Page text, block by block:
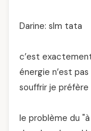
Darine: slm tata
c’est
énergie n’est
souffrir je
le problème du